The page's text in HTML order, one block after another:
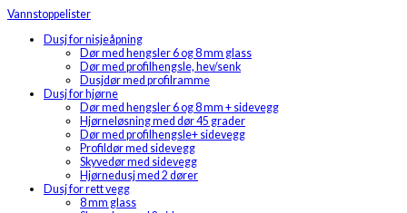
Vannstoppelister
Dusj for nisjeåpning
Dør med hengsler 6 og 8 mm glass
Dør med profilhengsle, hev/senk
Dusjdør med profilramme
Dusj for hjørne
Dør med hengsler 6 og 8 mm + sidevegg
Hjørneløsning med dør 45 grader
Dør med profilhengsle+ sidevegg
Profildør med sidevegg
Skyvedør med sidevegg
Hjørnedusj med 2 dører
Dusj for rett vegg
8 mm glass